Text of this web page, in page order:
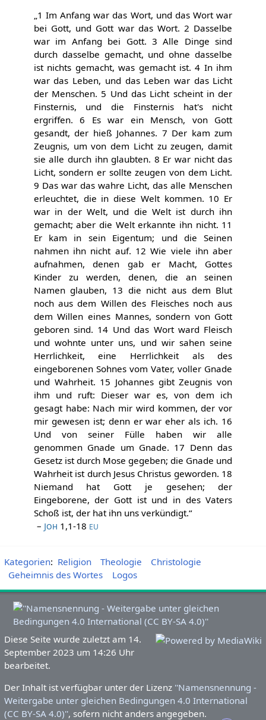
„1 Im Anfang war das Wort, und das Wort war
bei Gott, und Gott war das Wort. 2 Dasselbe
war im Anfang bei Gott. 3 Alle Dinge sind
durch dasselbe gemacht, und ohne dasselbe
ist nichts gemacht, was gemacht ist. 4 In ihm
war das Leben, und das Leben war das Licht
der Menschen. 5 Und das Licht scheint in der
Finsternis, und die Finsternis hat's nicht
ergriffen. 6 Es war ein Mensch, von Gott
gesandt, der hieß Johannes. 7 Der kam zum
Zeugnis, um von dem Licht zu zeugen, damit
sie alle durch ihn glaubten. 8 Er war nicht das
Licht, sondern er sollte zeugen von dem Licht.
9 Das war das wahre Licht, das alle Menschen
erleuchtet, die in diese Welt kommen. 10 Er
war in der Welt, und die Welt ist durch ihn
gemacht; aber die Welt erkannte ihn nicht. 11
Er kam in sein Eigentum; und die Seinen
nahmen ihn nicht auf. 12 Wie viele ihn aber
aufnahmen, denen gab er Macht, Gottes
Kinder zu werden, denen, die an seinen
Namen glauben, 13 die nicht aus dem Blut
noch aus dem Willen des Fleisches noch aus
dem Willen eines Mannes, sondern von Gott
geboren sind. 14 Und das Wort ward Fleisch
und wohnte unter uns, und wir sahen seine
Herrlichkeit, eine Herrlichkeit als des
eingeborenen Sohnes vom Vater, voller Gnade
und Wahrheit. 15 Johannes gibt Zeugnis von
ihm und ruft: Dieser war es, von dem ich
gesagt habe: Nach mir wird kommen, der vor
mir gewesen ist; denn er war eher als ich. 16
Und von seiner Fülle haben wir alle
genommen Gnade um Gnade. 17 Denn das
Gesetz ist durch Mose gegeben; die Gnade und
Wahrheit ist durch Jesus Christus geworden. 18
Niemand hat Gott je gesehen; der
Eingeborene, der Gott ist und in des Vaters
Schoß ist, der hat ihn uns verkündigt.“
– Joh 1,1-18 EU
Kategorien: Religion Theologie
Christologie
Geheimnis des Wortes
Logos
Diese Seite wurde zuletzt am 14.
September 2023 um 14:26 Uhr
bearbeitet.
Der Inhalt ist verfügbar unter der Lizenz ''Namensnennung -
Weitergabe unter gleichen Bedingungen 4.0 International
(CC BY-SA 4.0)'', sofern nicht anders angegeben.